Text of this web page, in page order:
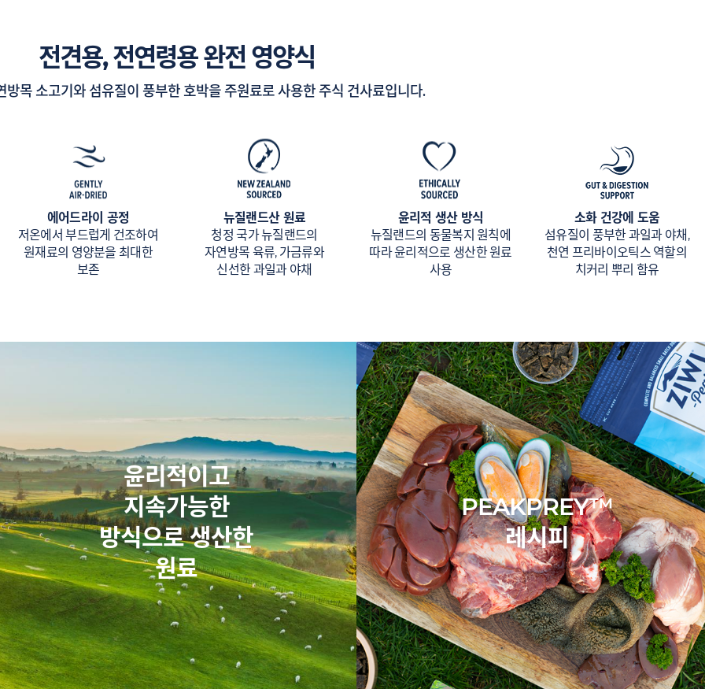
전견용, 전연령용 완전 영양식
방목 소고기와 섬유질이 풍부한 호박을 주원료로 사용한 주식 건사료입니다.
에어드라이 공정
저온에서 부드럽게 건조하여
원재료의 영양분을 최대한
보존
뉴질랜드산 원료
청정 국가 뉴질랜드의
자연방목 육류, 가금류와
신선한 과일과 야채
윤리적 생산 방식
뉴질랜드의 동물복지 원칙에
따라 윤리적으로 생산한 원료
사용
소화 건강에 도움
섬유질이 풍부한 과일과 야채,
천연 프리바이오틱스 역할의
치커리 뿌리 함유
윤리적이고
지속가능한
방식으로 생산한
원료
PEAKPREY™
레시피